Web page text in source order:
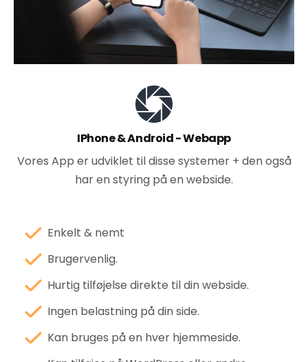
IPhone & Android - Webapp
Vores App er udviklet til disse systemer + den også
har en styring på en webside.
Enkelt & nemt
Brugervenlig.
Hurtig tilføjelse direkte til din webside.
Ingen belastning på din side.
Kan bruges på en hver hjemmeside.